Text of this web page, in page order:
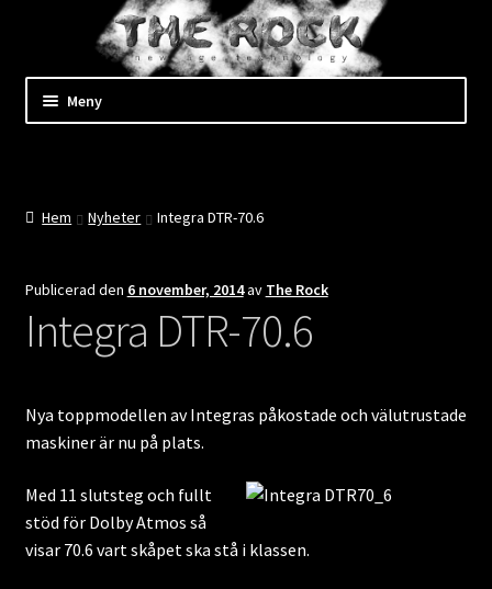
till
till
Meny
Kassan
Kundtjänst
Evenemang
Nyheter
Hem Nyheter Integra DTR-70.6
Publicerad den 6 november, 2014av The Rock
Integra DTR-70.6
Nya toppmodellen av Integras påkostade och välutrustade
maskiner är nu på plats.
Med 11 slutsteg och fullt
stöd för Dolby Atmos så
visar 70.6 vart skåpet ska stå i klassen.